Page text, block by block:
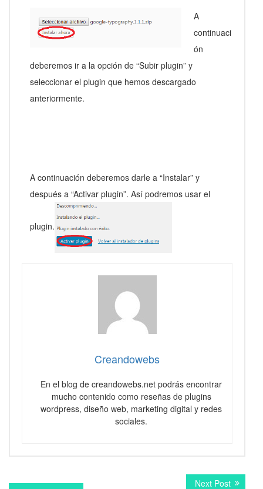
A
continuaci
ón
deberemos ir a la opción de “Subir plugin” y
seleccionar el plugin que hemos descargado
anteriormente.
A continuación deberemos darle a “Instalar” y
después a “Activar plugin”. Así podremos usar el
plugin.
Creandowebs
En el blog de creandowebs.net podrás encontrar
mucho contenido como reseñas de plugins
wordpress, diseño web, marketing digital y redes
sociales.
Navegación Next PostNext